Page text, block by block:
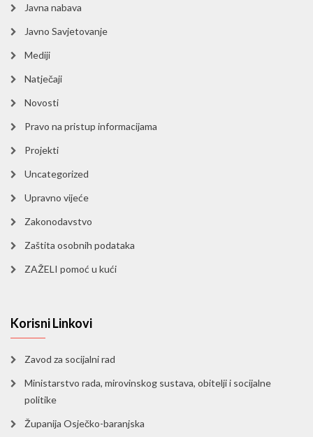
Javna nabava
Javno Savjetovanje
Mediji
Natječaji
Novosti
Pravo na pristup informacijama
Projekti
Uncategorized
Upravno vijeće
Zakonodavstvo
Zaštita osobnih podataka
ZAŽELI pomoć u kući
Korisni Linkovi
Zavod za socijalni rad
Ministarstvo rada, mirovinskog sustava, obitelji i socijalne
politike
Županija Osječko-baranjska